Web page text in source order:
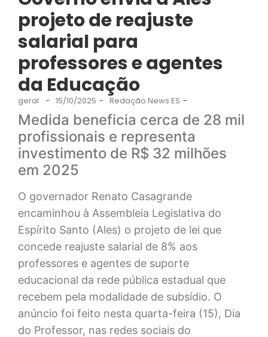
projeto de reajuste
salarial para
professores e agentes
da Educação
geral - 15/10/2025 - Redação News ES -
Medida beneficia cerca de 28 mil
profissionais e representa
investimento de R$ 32 milhões
em 2025
O governador Renato Casagrande
encaminhou à Assembleia Legislativa do
Espírito Santo (Ales) o projeto de lei que
concede reajuste salarial de 8% aos
professores e agentes de suporte
educacional da rede pública estadual que
recebem pela modalidade de subsídio. O
anúncio foi feito nesta quarta-feira (15), Dia
do Professor, nas redes sociais do